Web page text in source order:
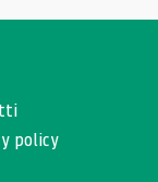
policy